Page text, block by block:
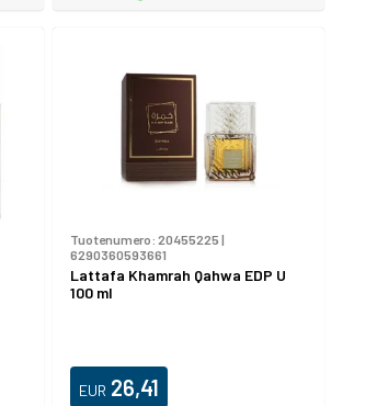
Tuotenumero: 20455225 |
6290360593661
Lattafa Khamrah Qahwa EDP U
100 ml
EUR 26,41